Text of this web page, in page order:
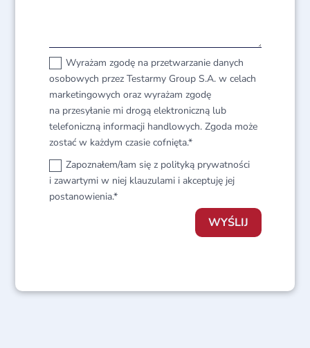
Wyrażam zgodę na przetwarzanie danych
osobowych przez Testarmy Group S.A. w celach
marketingowych oraz wyrażam zgodę
na przesyłanie mi drogą elektroniczną lub
telefoniczną informacji handlowych. Zgoda może
zostać w każdym czasie cofnięta.*
Zapoznałem/łam się z polityką prywatności
i zawartymi w niej klauzulami i akceptuję jej
postanowienia.*
WYŚLIJ